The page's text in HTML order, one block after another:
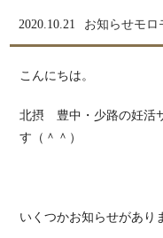
2020.10.21 お知らせモロ
こんにちは。
北摂 豊中・少路の妊活
す（＾＾）
いくつかお知らせがあり